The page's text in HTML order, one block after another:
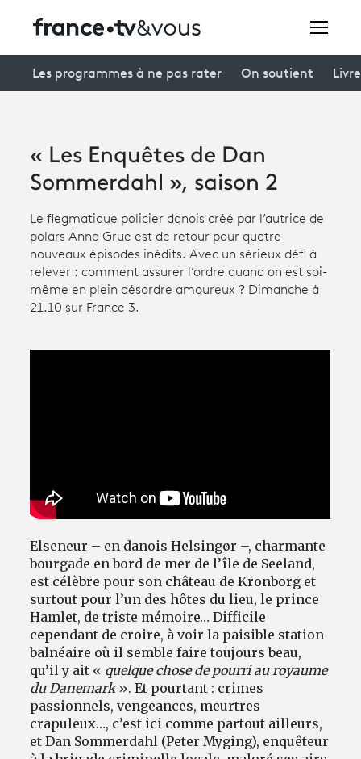
Creators
Participer et assister à une émission
À votre écoute
Productions et innovation
Les programmes à ne pas rater On soutient
« Les Enquêtes de Dan
Sommerdahl », saison 2
Le flegmatique policier danois créé par l’autrice de
polars Anna Grue est de retour pour quatre
nouveaux épisodes inédits. Avec un sérieux défi à
relever : comment assurer l’ordre quand on est soi-
même en plein désordre amoureux ? Dimanche à
21.10 sur France 3.
Elseneur – en danois Helsingør –, charmante
bourgade en bord de mer de l’île de Seeland,
est célèbre pour son château de Kronborg et
surtout pour l’un des hôtes du lieu, le prince
Hamlet, de triste mémoire… Difficile
cependant de croire, à voir la paisible station
balnéaire où il semble faire toujours beau,
qu’il y ait « quelque chose de pourri au royaume
du Danemark». Et pourtant : crimes
passionnels, vengeances, meurtres
crapuleux…, c’est ici comme partout ailleurs,
et Dan Sommerdahl (Peter Myging), enquêteur